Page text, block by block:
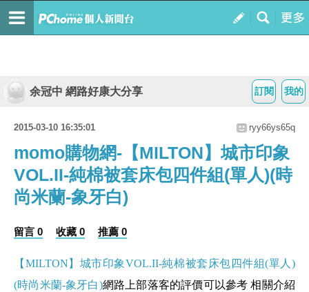
我的
訂閱
余冠中 網路好康大分享
2015-03-10 16:35:01 ryy66ys65q
momo購物網-【MILTON】城市印象
VOL.II-純棉被套床包四件組(單人)(時
尚米蘭-象牙白)
留言 0 收藏 0 推薦 0
【MILTON】城市印象VOL.II-純棉被套床包四件組(單人)
(時尚米蘭-象牙白)網路上部落客的評價可以參考 相關介紹